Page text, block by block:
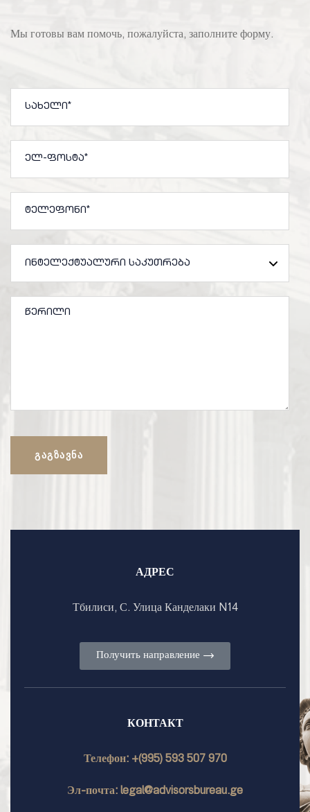
Мы готовы вам помочь, пожалуйста, заполните форму.
ᲒᲐᲒᲖᲐᲕᲜᲐ
АДРЕС
Тбилиси, С. Улица Канделаки N14
Получить направление
КОНТАКТ
Телефон: +(995) 593 507 970
Эл-почта: legal@advisorsbureau.ge